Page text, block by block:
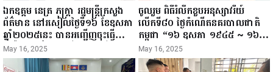
ឯកឧត្តម នេត្រ ភក្ត្រា រដ្ឋមន្ត្រីក្រសួង
ព័ត៌មាន នៅរសៀលថ្ងៃទី១៦ ខែឧសភា
ឆ្នាំ២០២៥នេះ បានអញ្ជើញចុះធ្វើ
ជំរឿនថ្នាក់ដឹកនាំមន្ត្រីរាជការស៉ីវិល នៃ
ក្រសួងព័ត៌មាន...
May 16, 2025
ចូលរួម ពិធីរំលឹកខួបអនុស្សាវរីយ៍
លើកទី៨០ ថ្ងៃកំណើតនគរបាលជាតិ
កម្ពុជា “១៦ ឧសភា ១៩៤៥ ~ ១៦
ឧសភា ២០២៥”...
May 16, 2025